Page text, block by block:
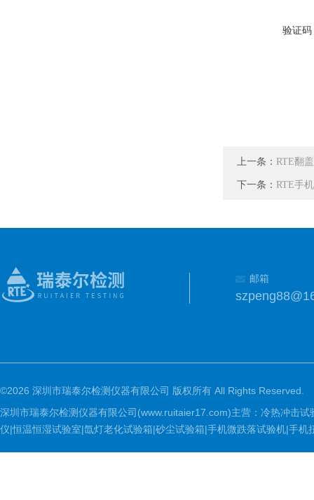
验证码
上一条： RTE翻
下一条： RTE手
邮箱
©2026 深圳市瑞泰尔检测仪器有限公司 版权所有 All Rights Reserved.
深圳市瑞泰尔检测仪器有限公司(www.ruitaier17.com)主营：冷热冲击
仪|恒温恒湿试验室|氙灯老化试验箱|砂尘试验箱|手机微跌落试验机|手机